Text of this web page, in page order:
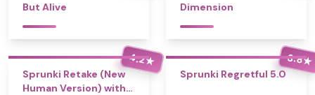
But Alive
Dimension
4.2★
Sprunki Retake (New
Human Version) with
3.8★
Sprunki Regretful 5.0